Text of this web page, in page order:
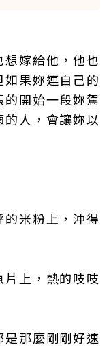
嫁給他，他也
果妳連自己的
開始一段妳駕
人，會讓妳以
米粉上，沖得
上，熱的吱吱
那麼剛剛好速